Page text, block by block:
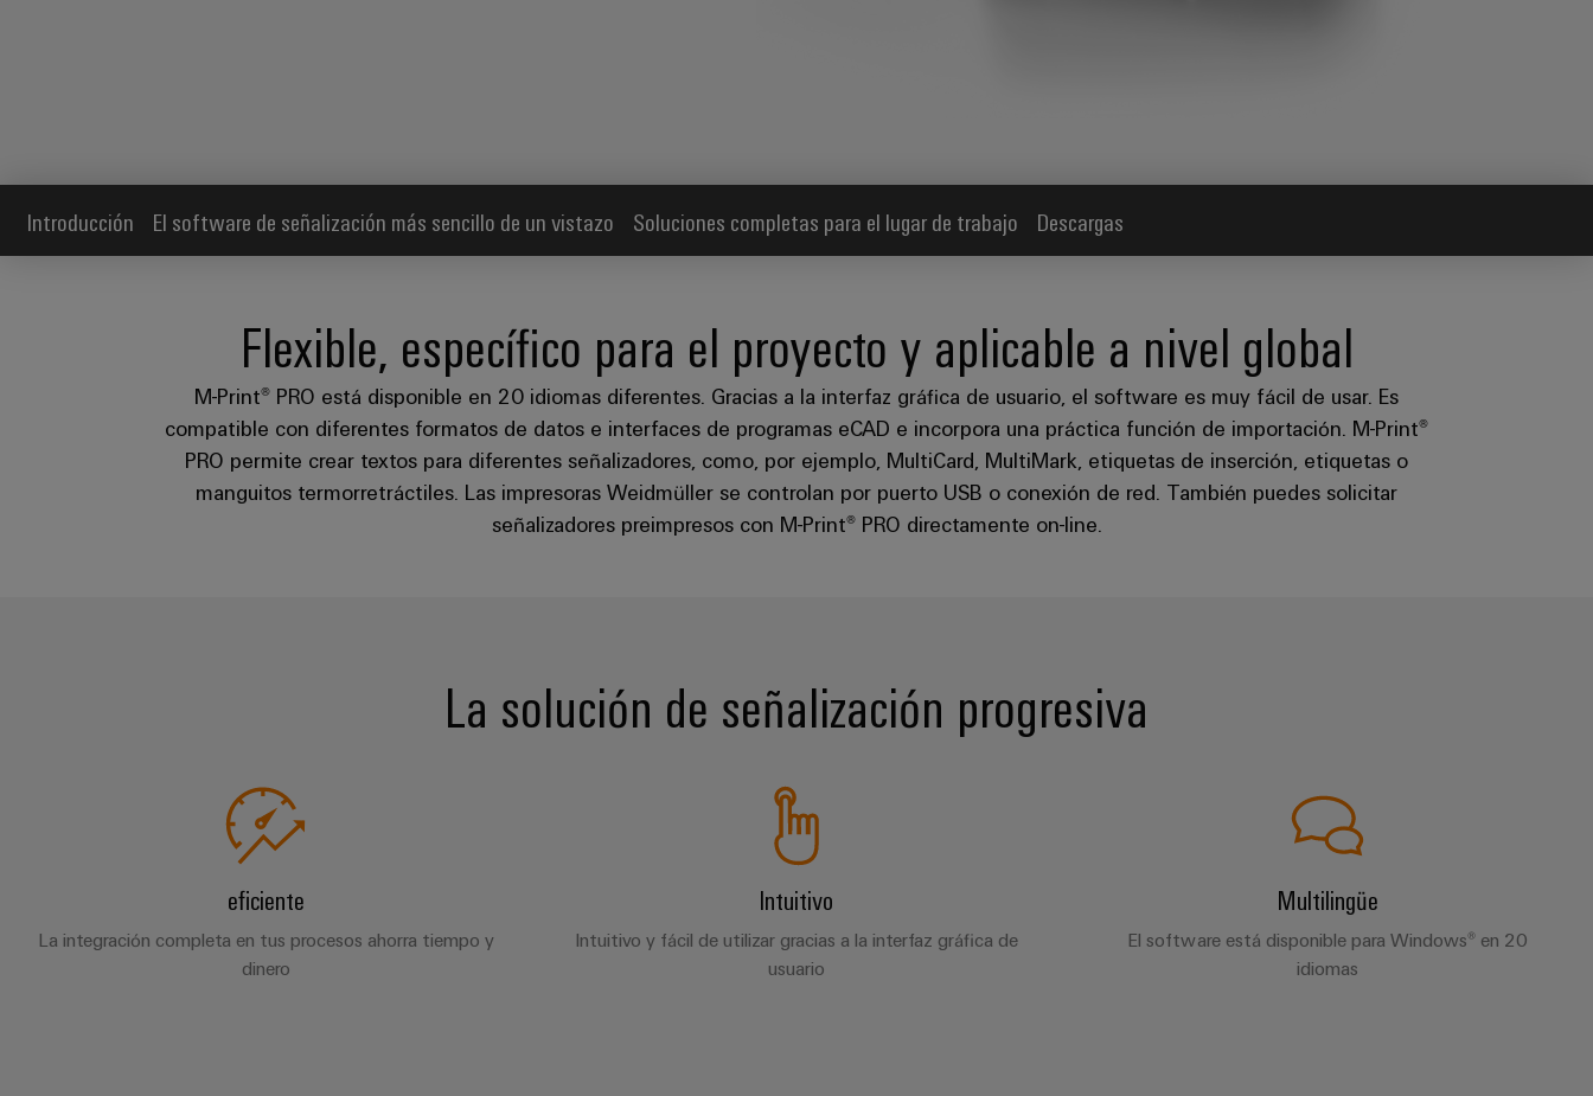
Introducción El software de señalización más sencillo de un vistazo Soluciones completas para el lugar de trabajo Descargas
Flexible, específico para el proyecto y aplicable a nivel global
M-Print® PRO está disponible en 20 idiomas diferentes. Gracias a la interfaz gráfica de usuario, el software es muy fácil de usar. Es
compatible con diferentes formatos de datos e interfaces de programas eCAD e incorpora una práctica función de importación. M-Print®
PRO permite crear textos para diferentes señalizadores, como, por ejemplo, MultiCard, MultiMark, etiquetas de inserción, etiquetas o
manguitos termorretráctiles. Las impresoras Weidmüller se controlan por puerto USB o conexión de red. También puedes solicitar
señalizadores preimpresos con M-Print® PRO directamente on-line.
La solución de señalización progresiva
eficiente
La integración completa en tus procesos ahorra tiempo y
dinero
Intuitivo
Intuitivo y fácil de utilizar gracias a la interfaz gráfica de
usuario
Multilingüe
El software está disponible para Windows® en 20
idiomas